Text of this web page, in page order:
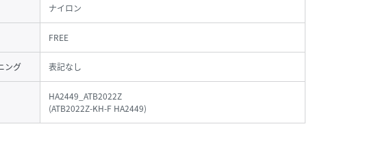
ナイロン
FREE
ング 表記なし
HA2449_ATB2022Z
(ATB2022Z-KH-F HA2449)